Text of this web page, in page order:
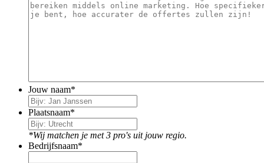
Jouw naam*
Plaatsnaam*
*Wij matchen je met 3 pro's uit jouw regio.
Bedrijfsnaam*